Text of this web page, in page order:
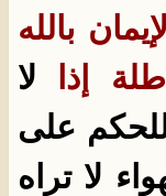
بالله
إذا لا
على
لا تراه